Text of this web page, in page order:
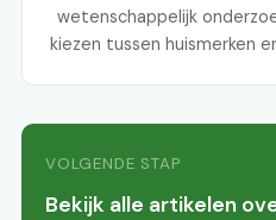
wetenschappelijk
kiezen tussen huismerken
VOLGENDE STAP
Bekijk alle artikelen